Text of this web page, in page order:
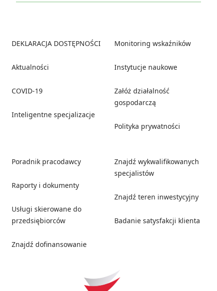
DEKLARACJA DOSTĘPNOŚCI
Aktualności
COVID-19
Inteligentne specjalizacje
Monitoring wskaźników
Instytucje naukowe
Załóż działalność
gospodarczą
Polityka prywatności
Poradnik pracodawcy
Raporty i dokumenty
Usługi skierowane do
przedsiębiorców
Znajdź dofinansowanie
Znajdź wykwalifikowanych
specjalistów
Znajdź teren inwestycyjny
Badanie satysfakcji klienta